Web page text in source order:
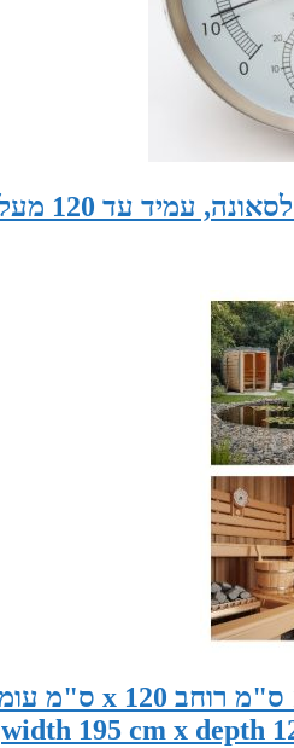
עד 120 מעלות צלזיוס
width 195 cm x depth